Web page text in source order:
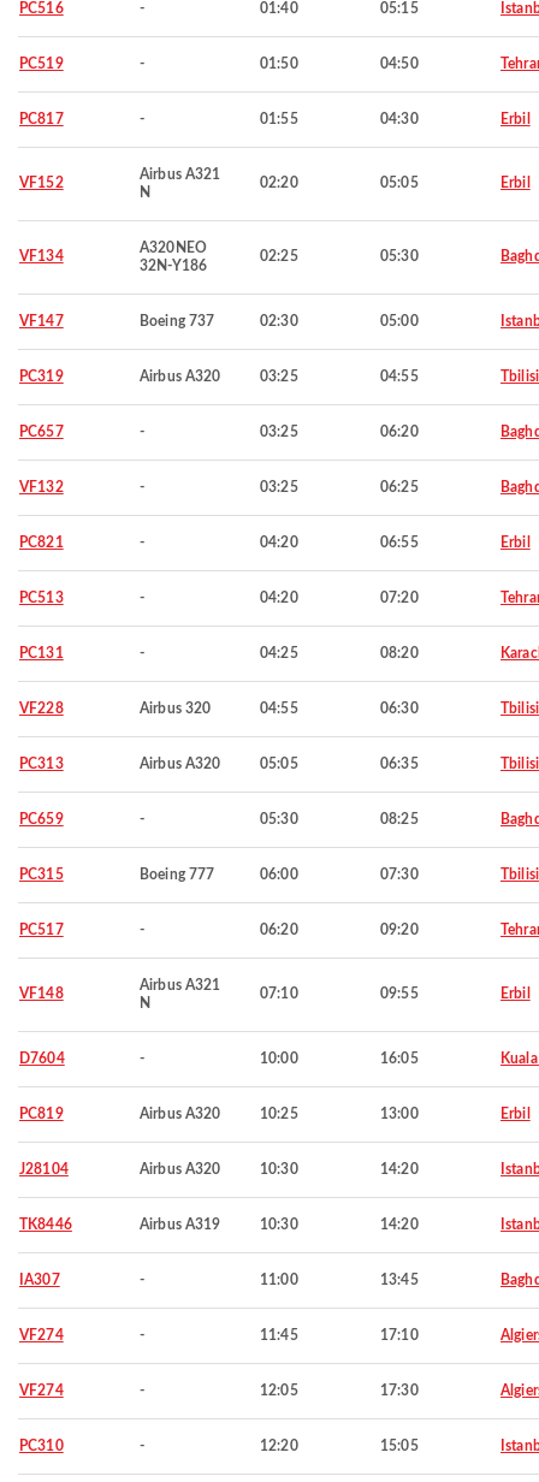
PC516 - 01:40 05:15
PC519 - 01:50 04:50
PC817 - 01:55 04:30 Erbil
VF152
Airbus A321
N
02:20 05:05 Erbil
VF134
A320NEO
32N-Y186
02:25 05:30
VF147 Boeing 737 02:30 05:00
PC319 Airbus A320 03:25 04:55 Tbilisi
PC657 - 03:25 06:20
VF132 - 03:25 06:25
PC821 - 04:20 06:55 Erbil
PC513 - 04:20 07:20
PC131 - 04:25 08:20
VF228 Airbus 320 04:55 06:30 Tbilisi
PC313 Airbus A320 05:05 06:35 Tbilisi
PC659 - 05:30 08:25
PC315 Boeing 777 06:00 07:30 Tbilisi
PC517 - 06:20 09:20
VF148
Airbus A321
N
07:10 09:55 Erbil
D7604 - 10:00 16:05
PC819 Airbus A320 10:25 13:00 Erbil
J28104 Airbus A320 10:30 14:20
TK8446 Airbus A319 10:30 14:20
IA307 - 11:00 13:45
VF274 - 11:45 17:10
VF274 - 12:05 17:30
PC310 - 12:20 15:05